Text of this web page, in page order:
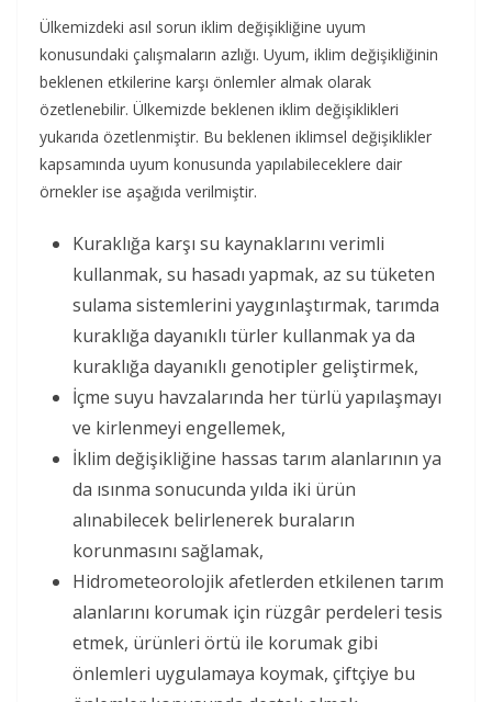
Ülkemizdeki asıl sorun iklim değişikliğine uyum
konusundaki çalışmaların azlığı. Uyum, iklim değişikliğinin
beklenen etkilerine karşı önlemler almak olarak
özetlenebilir. Ülkemizde beklenen iklim değişiklikleri
yukarıda özetlenmiştir. Bu beklenen iklimsel değişiklikler
kapsamında uyum konusunda yapılabileceklere dair
örnekler ise aşağıda verilmiştir.
Kuraklığa karşı su kaynaklarını verimli
kullanmak, su hasadı yapmak, az su tüketen
sulama sistemlerini yaygınlaştırmak, tarımda
kuraklığa dayanıklı türler kullanmak ya da
kuraklığa dayanıklı genotipler geliştirmek,
İçme suyu havzalarında her türlü yapılaşmayı
ve kirlenmeyi engellemek,
İklim değişikliğine hassas tarım alanlarının ya
da ısınma sonucunda yılda iki ürün
alınabilecek belirlenerek buraların
korunmasını sağlamak,
Hidrometeorolojik afetlerden etkilenen tarım
alanlarını korumak için rüzgâr perdeleri tesis
etmek, ürünleri örtü ile korumak gibi
önlemleri uygulamaya koymak, çiftçiye bu